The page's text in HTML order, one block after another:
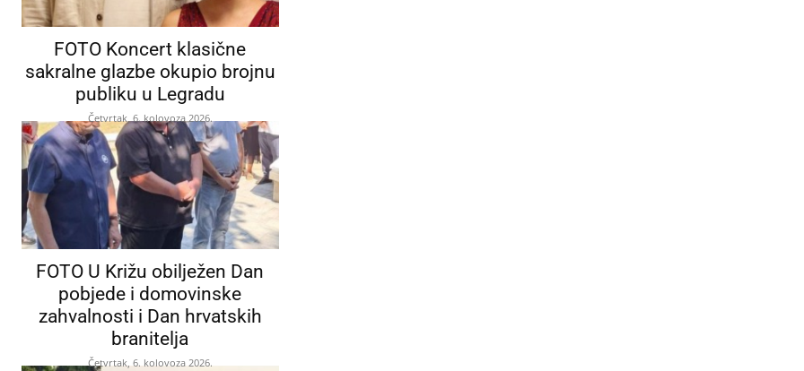
FOTO Koncert klasične
sakralne glazbe okupio brojnu
publiku u Legradu
Četvrtak, 6. kolovoza 2026.
FOTO U Križu obilježen Dan
pobjede i domovinske
zahvalnosti i Dan hrvatskih
branitelja
Četvrtak, 6. kolovoza 2026.